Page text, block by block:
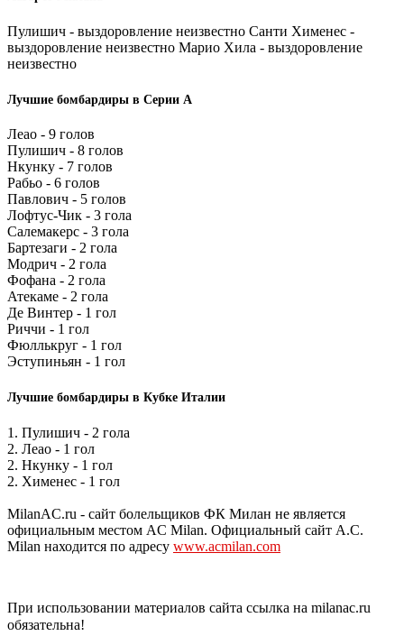
Пулишич - выздоровление неизвестно Санти Хименес -
выздоровление неизвестно Марио Хила - выздоровление
неизвестно
Лучшие бомбардиры в Серии А
Леао - 9 голов
Пулишич - 8 голов
Нкунку - 7 голов
Рабьо - 6 голов
Павлович - 5 голов
Лофтус-Чик - 3 гола
Салемакерс - 3 гола
Бартезаги - 2 гола
Модрич - 2 гола
Фофана - 2 гола
Атекаме - 2 гола
Де Винтер - 1 гол
Риччи - 1 гол
Фюллькруг - 1 гол
Эступиньян - 1 гол
Лучшие бомбардиры в Кубке Италии
1. Пулишич - 2 гола
2. Леао - 1 гол
2. Нкунку - 1 гол
2. Хименес - 1 гол
MilanAC.ru - сайт болельщиков ФК Милан не является
официальным местом AC Milan. Официальный сайт A.C.
Milan находится по адресу www.acmilan.com
При использовании материалов сайта ссылка на milanac.ru
обязательна!